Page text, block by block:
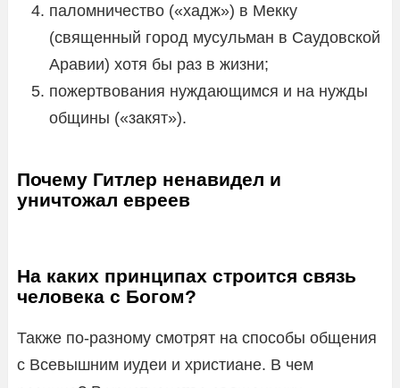
паломничество («хадж») в Мекку
(священный город мусульман в Саудовской
Аравии) хотя бы раз в жизни;
пожертвования нуждающимся и на нужды
общины («закят»).
Почему Гитлер ненавидел и
уничтожал евреев
На каких принципах строится связь
человека с Богом?
Также по-разному смотрят на способы общения
с Всевышним иудеи и христиане. В чем